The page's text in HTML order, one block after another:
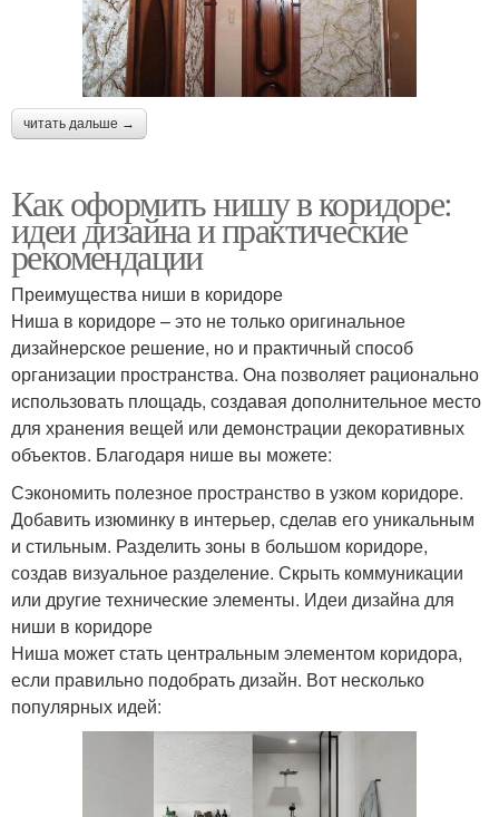
читать дальше →
Как оформить нишу в коридоре:
идеи дизайна и практические
рекомендации
Преимущества ниши в коридоре
Ниша в коридоре – это не только оригинальное
дизайнерское решение, но и практичный способ
организации пространства. Она позволяет рационально
использовать площадь, создавая дополнительное место
для хранения вещей или демонстрации декоративных
объектов. Благодаря нише вы можете:
Сэкономить полезное пространство в узком коридоре.
Добавить изюминку в интерьер, сделав его уникальным
и стильным. Разделить зоны в большом коридоре,
создав визуальное разделение. Скрыть коммуникации
или другие технические элементы. Идеи дизайна для
ниши в коридоре
Ниша может стать центральным элементом коридора,
если правильно подобрать дизайн. Вот несколько
популярных идей: